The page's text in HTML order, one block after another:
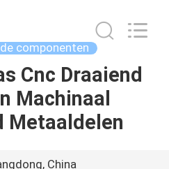
componenten
Cnc Draaiend
Machinaal
Metaaldelen
China